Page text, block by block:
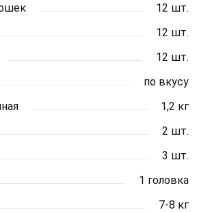
12 шт.
12 шт.
12 шт.
по вкусу
1,2 кг
2 шт.
3 шт.
1 головка
7-8 кг